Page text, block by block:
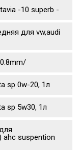
-10 superb -
для vw,audi
sp 0w-20, 1л
sp 5w30, 1л
ahc suspention